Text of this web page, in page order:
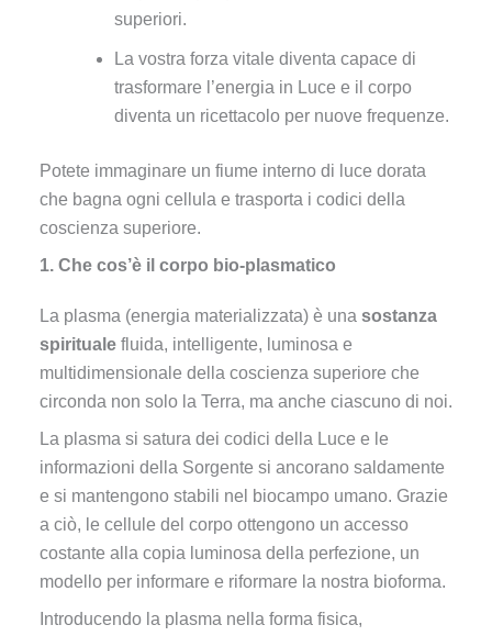
superiori.
La vostra forza vitale diventa capace di
trasformare l’energia in Luce e il corpo
diventa un ricettacolo per nuove frequenze.
Potete immaginare un fiume interno di luce dorata
che bagna ogni cellula e trasporta i codici della
coscienza superiore.
1. Che cos’è il corpo bio-plasmatico
La plasma (energia materializzata) è una sostanza
spirituale fluida, intelligente, luminosa e
multidimensionale della coscienza superiore che
circonda non solo la Terra, ma anche ciascuno di noi.
La plasma si satura dei codici della Luce e le
informazioni della Sorgente si ancorano saldamente
e si mantengono stabili nel biocampo umano. Grazie
a ciò, le cellule del corpo ottengono un accesso
costante alla copia luminosa della perfezione, un
modello per informare e riformare la nostra bioforma.
Introducendo la plasma nella forma fisica,